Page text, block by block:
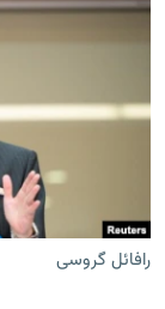
رافائل گروسی